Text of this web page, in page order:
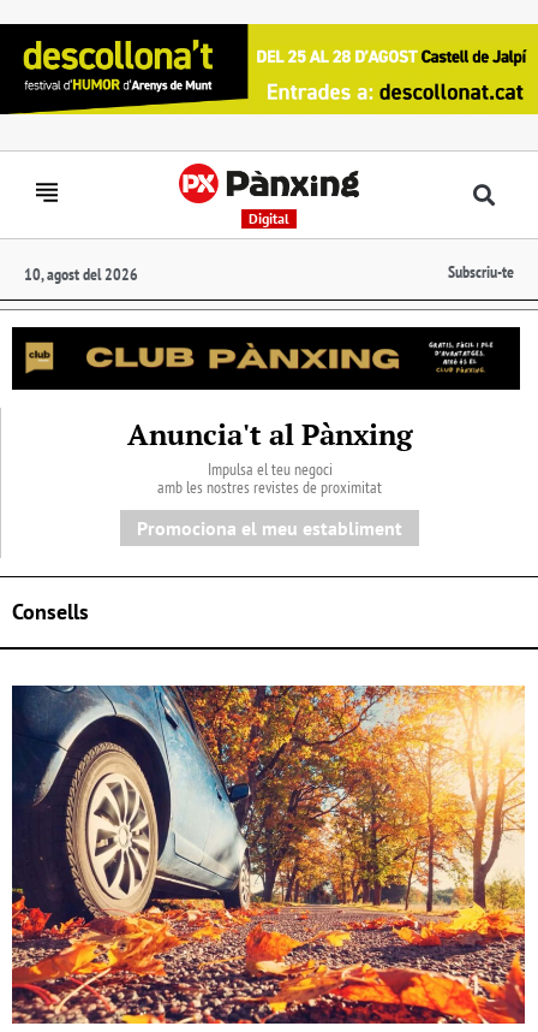
Digital
10, agost del 2026 Subscriu-te
Anuncia't al Pànxing
Impulsa el teu negoci
amb les nostres revistes de proximitat
Promociona el meu establiment
Consells